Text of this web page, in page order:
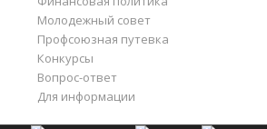
Молодежный совет
Профсоюзная путевка
Конкурсы
Вопрос-ответ
Для информации